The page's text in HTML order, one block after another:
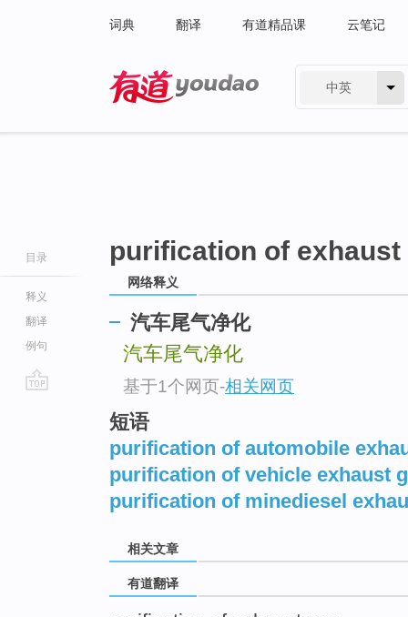
词典 翻译 有道精品课 云笔记
中英
目录
释义
翻译
例句
purification of exhaust
网络释义
汽车尾气净化
汽车尾气净化
基于1个网页-相关网页
短语
purification of automobile
purification of vehicle exhaust
purification of minediesel
相关文章
有道翻译